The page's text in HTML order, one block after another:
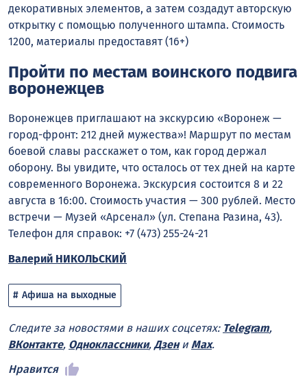
декоративных элементов, а затем создадут авторскую
открытку с помощью полученного штампа. Стоимость
1200, материалы предоставят (16+)
Пройти по местам воинского подвига
воронежцев
Воронежцев приглашают на экскурсию «Воронеж —
город-фронт: 212 дней мужества»! Маршрут по местам
боевой славы расскажет о том, как город держал
оборону. Вы увидите, что осталось от тех дней на карте
современного Воронежа. Экскурсия состоится 8 и 22
августа в 16:00. Стоимость участия — 300 рублей. Место
встречи — Музей «Арсенал» (ул. Степана Разина, 43).
Телефон для справок: +7 (473) 255-24-21
Валерий НИКОЛЬСКИЙ
Афиша на выходные
Следите за новостями в наших соцсетях: Telegram,
ВКонтакте, Одноклассники, Дзени Max.
Нравится